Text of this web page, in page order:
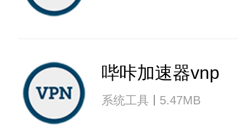
哔咔加速器vnp
系统工具 5.47MB